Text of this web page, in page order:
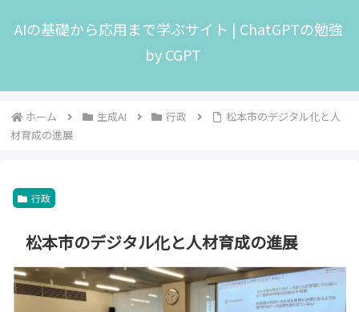
AIの基礎から応用まで学ぶサイト | ChatGPTの勉強
by CGPT
ホーム 生成AI 行政
松本市のデジタル化と人
材育成の進展
行政
松本市のデジタル化と人材育成の進展